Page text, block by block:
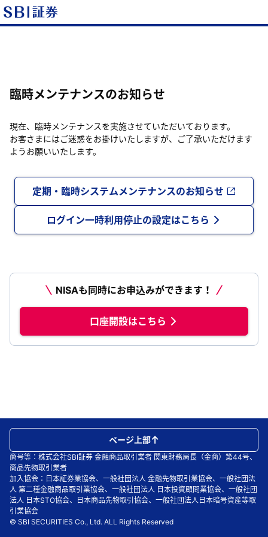
臨時メンテナンスのお知らせ
現在、臨時メンテナンスを実施させていただいております。
お客さまにはご迷惑をお掛けいたしますが、ご了承いただけます
ようお願いいたします。
定期・臨時システムメンテナンスのお知らせ
ログイン一時利用停止の設定はこちら
NISAも同時にお申込みができます！
口座開設はこちら
商号等：株式会社SBI証券 金融商品取引業者 関東財務局長（金商）第44号、
商品先物取引業者
加入協会：日本証券業協会、一般社団法人 金融先物取引業協会、一般社団法
人 第二種金融商品取引業協会、一般社団法人 日本投資顧問業協会、一般社団
法人 日本STO協会、日本商品先物取引協会、一般社団法人日本暗号資産等取
引業協会
© SBI SECURITIES Co., Ltd. ALL Rights Reserved
ページ上部